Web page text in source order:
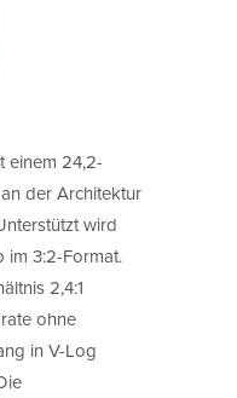
einem 24,2-
der Architektur
wird
im 3:2-Format.
2,4:1
ohne
in V-Log